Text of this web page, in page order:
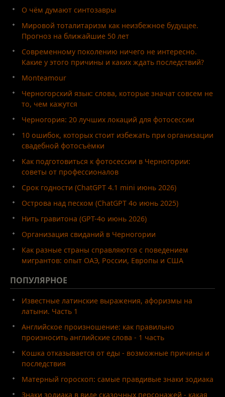
О чём думают синтозавры
Мировой тоталитаризм как неизбежное будущее.
Прогноз на ближайшие 50 лет
Современному поколению ничего не интересно.
Какие у этого причины и каких ждать последствий?
Monteamour
Черногорский язык: слова, которые значат совсем не
то, чем кажутся
Черногория: 20 лучших локаций для фотосессии
10 ошибок, которых стоит избежать при организации
свадебной фотосъёмки
Как подготовиться к фотосессии в Черногории:
советы от профессионалов
Срок годности (ChatGPT 4.1 mini июнь 2026)
Острова над песком (ChatGPT 4o июнь 2025)
Нить гравитона (GPT-4o июнь 2026)
Организация свиданий в Черногории
Как разные страны справляются с поведением
мигрантов: опыт ОАЭ, России, Европы и США
ПОПУЛЯРНОЕ
Известные латинские выражения, афоризмы на
латыни. Часть 1
Английское произношение: как правильно
произносить английские слова - 1 часть
Кошка отказывается от еды - возможные причины и
последствия
Матерный гороскоп: самые правдивые знаки зодиака
Знаки зодиака в виде сказочных персонажей - какая